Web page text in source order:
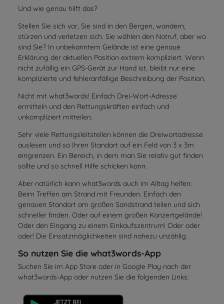
Und wie genau hilft das?
Stellen Sie sich vor, Sie sind in den Bergen, wandern,
stürzen und verletzen sich. Sie wählen den Notruf, aber wo
sind Sie? In unbekanntem Gelände ist eine genaue
Erklärung der aktuellen Position extrem kompliziert. Wenn
nicht zufällig ein GPS-Gerät zur Hand ist, bleibt nur eine
komplizierte und fehleranfällige Beschreibung der Position.
Nicht mit what3words! Einfach Drei-Wort-Adresse
ermitteln und den Rettungskräften einfach und
unkompliziert mitteilen.
Sehr viele Rettungsleitstellen können die Dreiwortadresse
auslesen und so Ihren Standort auf ein Feld von 3 x 3m
eingrenzen. Ein Bereich, in dem man Sie relativ gut finden
sollte und so schnell Hilfe schicken kann.
Aber natürlich kann what3words auch im Alltag helfen:
Beim Treffen am Strand mit Freunden. Einfach den
genauen Standort am großen Sandstrand teilen und sich
schneller finden. Oder auf einem großen Konzertgelände!
Oder den Eingang zu einem Einkaufszentrum! Oder oder
oder! Die Einsatzmöglichkeiten sind nahezu unzählig.
So nutzen Sie die what3words-App
Suchen Sie im App Store oder in Google Play nach der
what3words-App oder nutzen Sie die folgenden Links: